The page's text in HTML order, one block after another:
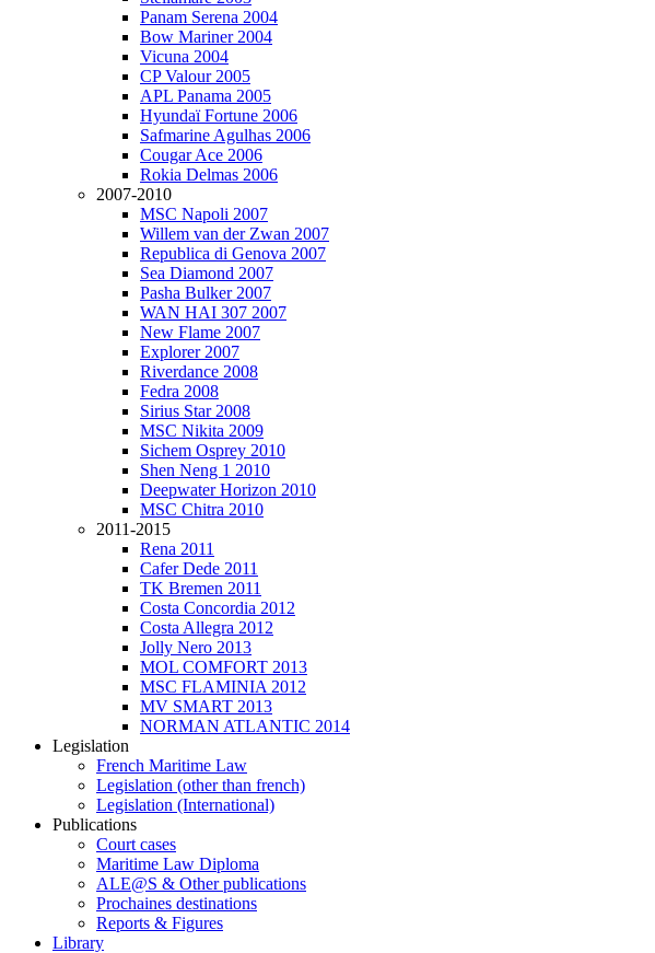
Panam Serena 2004
Bow Mariner 2004
Vicuna 2004
CP Valour 2005
APL Panama 2005
Hyundaï Fortune 2006
Safmarine Agulhas 2006
Cougar Ace 2006
Rokia Delmas 2006
2007-2010
MSC Napoli 2007
Willem van der Zwan 2007
Republica di Genova 2007
Sea Diamond 2007
Pasha Bulker 2007
WAN HAI 307 2007
New Flame 2007
Explorer 2007
Riverdance 2008
Fedra 2008
Sirius Star 2008
MSC Nikita 2009
Sichem Osprey 2010
Shen Neng 1 2010
Deepwater Horizon 2010
MSC Chitra 2010
2011-2015
Rena 2011
Cafer Dede 2011
TK Bremen 2011
Costa Concordia 2012
Costa Allegra 2012
Jolly Nero 2013
MOL COMFORT 2013
MSC FLAMINIA 2012
MV SMART 2013
NORMAN ATLANTIC 2014
Legislation
French Maritime Law
Legislation (other than french)
Legislation (International)
Publications
Court cases
Maritime Law Diploma
ALE@S & Other publications
Prochaines destinations
Reports & Figures
Library